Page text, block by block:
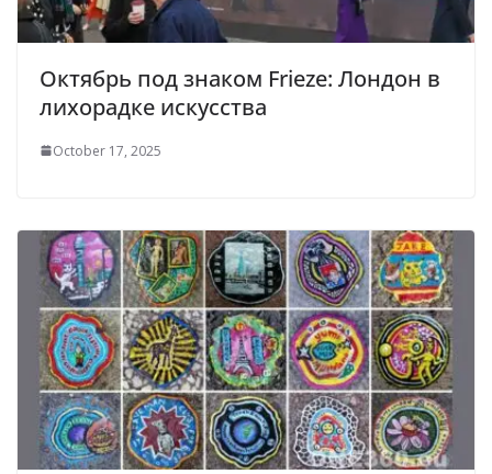
Октябрь под знаком Frieze: Лондон в
лихорадке искусства
October 17, 2025